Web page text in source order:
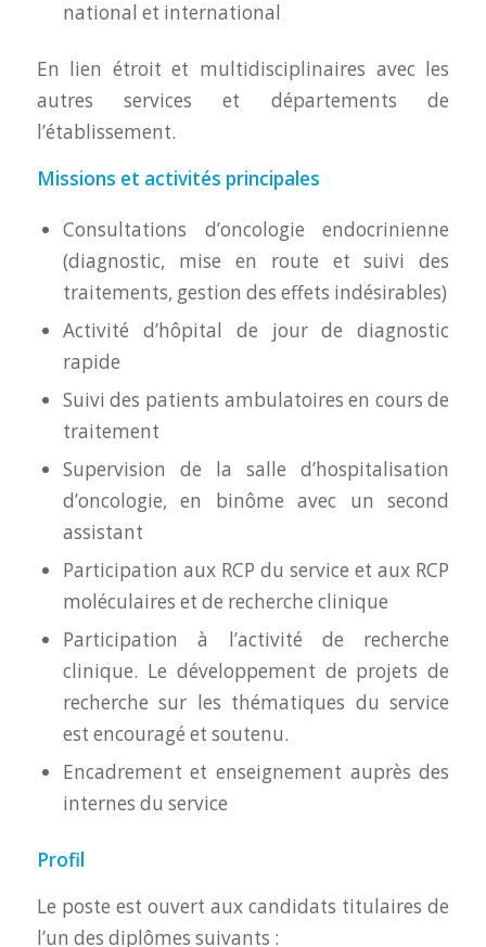
national et international
En lien étroit et multidisciplinaires avec les
autres services et départements de
l’établissement.
Missions et activités principales
Consultations d’oncologie endocrinienne
(diagnostic, mise en route et suivi des
traitements, gestion des effets indésirables)
Activité d’hôpital de jour de diagnostic
rapide
Suivi des patients ambulatoires en cours de
traitement
Supervision de la salle d’hospitalisation
d’oncologie, en binôme avec un second
assistant
Participation aux RCP du service et aux RCP
moléculaires et de recherche clinique
Participation à l’activité de recherche
clinique. Le développement de projets de
recherche sur les thématiques du service
est encouragé et soutenu.
Encadrement et enseignement auprès des
internes du service
Profil
Le poste est ouvert aux candidats titulaires de
l’un des diplômes suivants :